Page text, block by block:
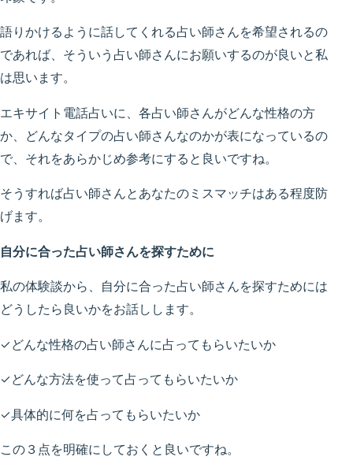
語りかけるように話してくれる占い師さんを希望されるの
であれば、そういう占い師さんにお願いするのが良いと私
は思います。
エキサイト電話占いに、各占い師さんがどんな性格の方
か、どんなタイプの占い師さんなのかが表になっているの
で、それをあらかじめ参考にすると良いですね。
そうすれば占い師さんとあなたのミスマッチはある程度防
げます。
自分に合った占い師さんを探すために
私の体験談から、自分に合った占い師さんを探すためには
どうしたら良いかをお話しします。
✓どんな性格の占い師さんに占ってもらいたいか
✓どんな方法を使って占ってもらいたいか
✓具体的に何を占ってもらいたいか
この３点を明確にしておくと良いですね。